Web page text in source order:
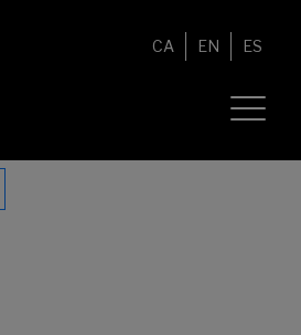
CA EN ES